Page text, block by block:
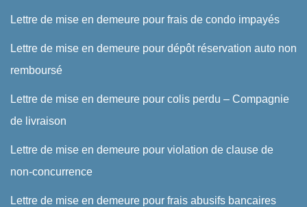
Lettre de mise en demeure pour frais de condo impayés
Lettre de mise en demeure pour dépôt réservation auto non
remboursé
Lettre de mise en demeure pour colis perdu – Compagnie
de livraison
Lettre de mise en demeure pour violation de clause de
non-concurrence
Lettre de mise en demeure pour frais abusifs bancaires